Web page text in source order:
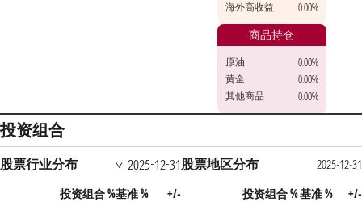
海外高收益
0.00%
商品持仓
原油
0.00%
黄金
0.00%
其他商品
0.00%
投资组合
股票行业分布 2025-12-31
投资组合 %基准 %
+/-
股票地区分布
2025-12-31
投资组合 %基准 %
+/-